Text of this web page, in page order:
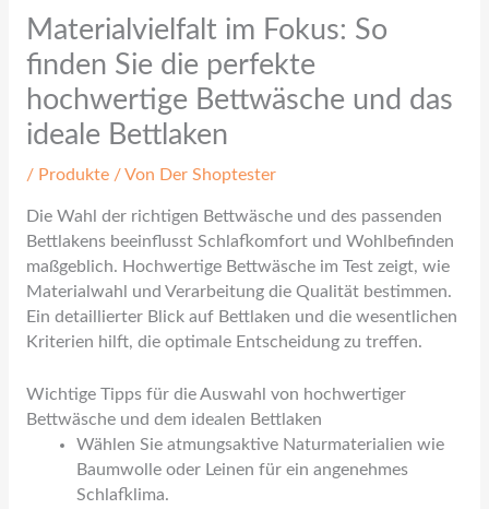
Materialvielfalt im Fokus: So
finden Sie die perfekte
hochwertige Bettwäsche und das
ideale Bettlaken
/ Produkte/ Von Der Shoptester
Die Wahl der richtigen Bettwäsche und des passenden
Bettlakens beeinflusst Schlafkomfort und Wohlbefinden
maßgeblich. Hochwertige Bettwäsche im Test zeigt, wie
Materialwahl und Verarbeitung die Qualität bestimmen.
Ein detaillierter Blick auf Bettlaken und die wesentlichen
Kriterien hilft, die optimale Entscheidung zu treffen.
Wichtige Tipps für die Auswahl von hochwertiger
Bettwäsche und dem idealen Bettlaken
Wählen Sie atmungsaktive Naturmaterialien wie
Baumwolle oder Leinen für ein angenehmes
Schlafklima.